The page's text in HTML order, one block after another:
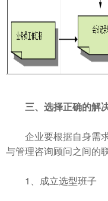
三、选择正确的解
企业要根据自身需求
与管理咨询顾问之间的
1、成立选型班子